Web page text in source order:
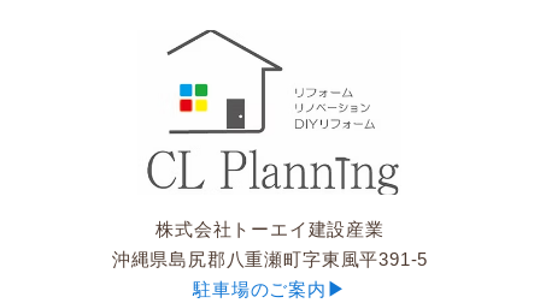
株式会社トーエイ建設産業
沖縄県島尻郡八重瀬町字東風平391-5
駐車場のご案内 ▶︎